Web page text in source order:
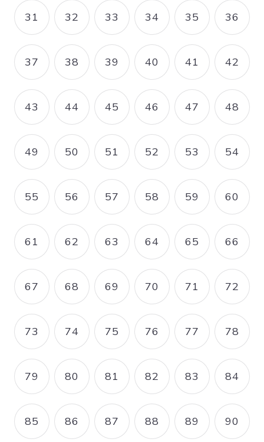
PAGE
31 PAGE
32 PAGE
33 PAGE
34 PAGE
35 PAGE
36
PAGE
37 PAGE
38 PAGE
39 PAGE
40 PAGE
41 PAGE
42
PAGE
43 PAGE
44 PAGE
45 PAGE
46 PAGE
47 PAGE
48
PAGE
49 PAGE
50 PAGE
51 PAGE
52 PAGE
53 PAGE
54
PAGE
55 PAGE
56 PAGE
57 PAGE
58 PAGE
59 PAGE
60
PAGE
61 PAGE
62 PAGE
63 PAGE
64 PAGE
65 PAGE
66
PAGE
67 PAGE
68 PAGE
69 PAGE
70 PAGE
71 PAGE
72
PAGE
73 PAGE
74 PAGE
75 PAGE
76 PAGE
77 PAGE
78
PAGE
79 PAGE
80 PAGE
81 PAGE
82 PAGE
83 PAGE
84
PAGE
85 PAGE
86 PAGE
87 PAGE
88 PAGE
89 PAGE
90